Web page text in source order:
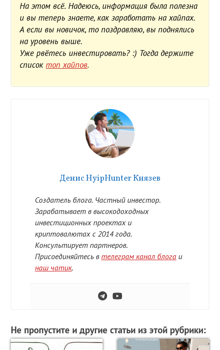
На этом всё. Надеюсь, информация была полезна
и вы теперь знаете, как заработать на хайпах.
А если вы новичок, то поздравляю, вы поднялись
на уровень выше.
Уже рвётесь инвестировать? :) Тогда держите
список топ хайпов.
Денис HyipHunter Князев
Создатель блога. Частный инвестор.
Зарабатывает в высокодоходных
инвестиционных проектах и
криптовалютах с 2014 года.
Консультирует партнеров.
Присоединяйтесь втелеграм канал блога и
наш чатик.
Не пропустите и другие статьи из этой рубрики: